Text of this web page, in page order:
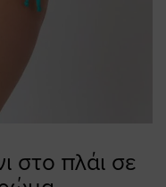
στο πλάι σε